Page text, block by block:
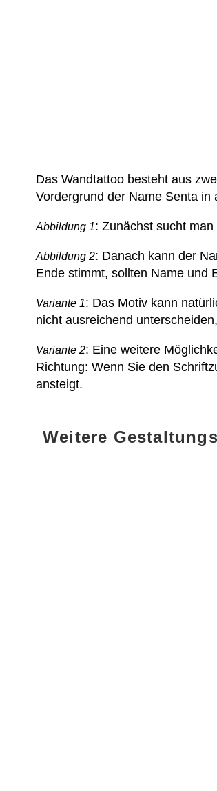
Das Wandtattoo besteht aus
Vordergrund der Name Senta
Abbildung 1: Zunächst sucht
Abbildung 2: Danach kann der
Ende stimmt, sollten Name und
Variante 1: Das Motiv kann
nicht ausreichend
Variante 2: Eine weitere
Richtung: Wenn Sie den
ansteigt.
Weitere